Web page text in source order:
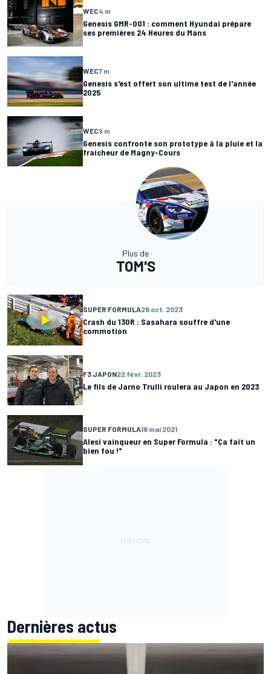
WEC4 m
Genesis GMR-001 : comment Hyundai prépare
ses premières 24 Heures du Mans
WEC7 m
Genesis s'est offert son ultime test de l'année
2025
WEC9 m
Genesis confronte son prototype à la pluie et la
fraicheur de Magny-Cours
Plus de
TOM'S
SUPER FORMULA28 oct. 2023
Crash du 130R : Sasahara souffre d'une
commotion
F3 JAPON22 févr. 2023
Le fils de Jarno Trulli roulera au Japon en 2023
SUPER FORMULA18 mai 2021
Alesi vainqueur en Super Formula : "Ça fait un
bien fou !"
Dernières actus